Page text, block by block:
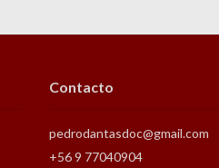
Contacto
pedrodantasdoc@gmail.com
+56 9 77040904